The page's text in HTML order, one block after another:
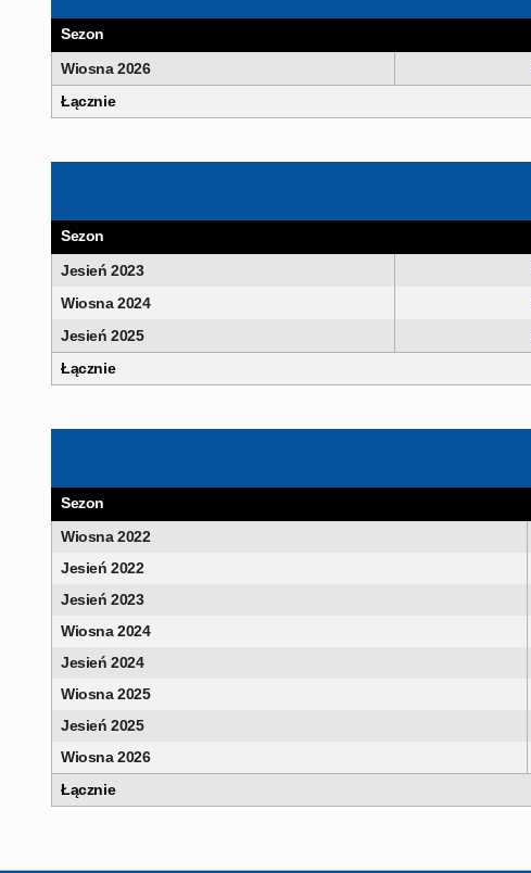
Sezon
Wiosna 2026
Łącznie
Sezon
Jesień 2023
Wiosna 2024
Jesień 2025
Łącznie
Sezon
Wiosna 2022
Jesień 2022
Jesień 2023
Wiosna 2024
Jesień 2024
Wiosna 2025
Jesień 2025
Wiosna 2026
Łącznie